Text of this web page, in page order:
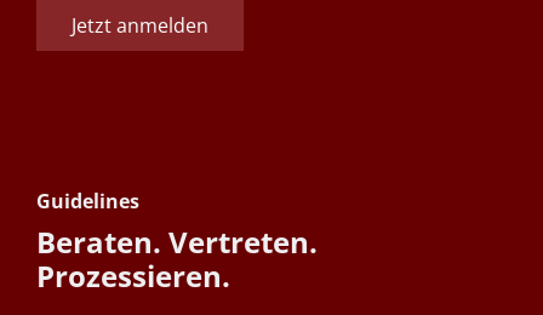
Jetzt anmelden
Guidelines
Beraten. Vertreten.
Prozessieren.